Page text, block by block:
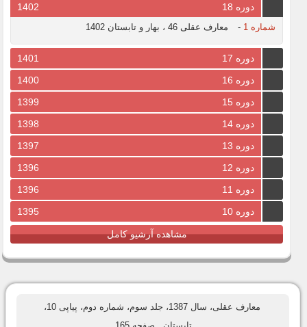
دوره 18 1402
شماره 1 - معارف عقلی 46 ، بهار و تابستان 1402
دوره 17
1401
دوره 16
1400
دوره 15
1399
دوره 14
1398
دوره 13
1397
دوره 12
1396
دوره 11
1396
دوره 10
1395
مشاهده آرشیو کامل
معارف عقلی، سال 1387، جلد سوم، شماره دوم، پیاپی 10،